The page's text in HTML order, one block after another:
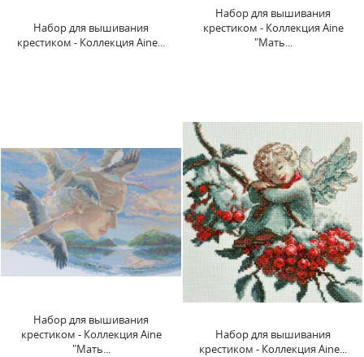
Набор для вышивания
крестиком - Коллекция Aine...
Набор для вышивания
крестиком - Коллекция Aine
"Мать...
Набор для вышивания
крестиком - Коллекция Aine
"Мать...
Набор для вышивания
крестиком - Коллекция Aine...